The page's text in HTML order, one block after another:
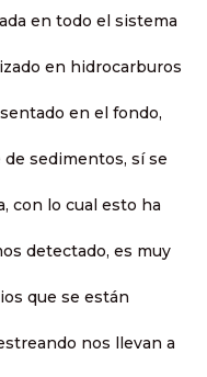
en todo el sistema
en hidrocarburos
en el fondo,
sedimentos, sí se
con lo cual esto ha
detectado, es muy
que se están
nos llevan a